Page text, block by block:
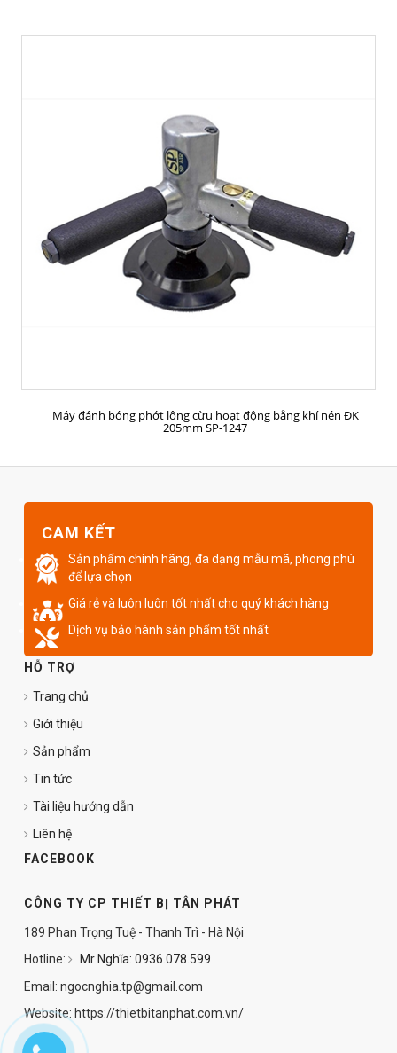
Máy đánh bóng phớt lông cừu hoạt động bằng khí nén ĐK
205mm SP-1247
CAM KẾT
Sản phẩm chính hãng, đa dạng mẫu mã, phong phú
để lựa chọn
Giá rẻ và luôn luôn tốt nhất cho quý khách hàng
Dịch vụ bảo hành sản phẩm tốt nhất
HỖ TRỢ
Trang chủ
Giới thiệu
Sản phẩm
Tin tức
Tài liệu hướng dẫn
Liên hệ
FACEBOOK
CÔNG TY CP THIẾT BỊ TÂN PHÁT
189 Phan Trọng Tuệ - Thanh Trì - Hà Nội
Hotline:
Mr Nghĩa: 0936.078.599
Email: ngocnghia.tp@gmail.com
Website: https://thietbitanphat.com.vn/